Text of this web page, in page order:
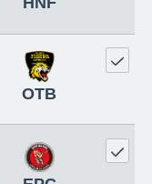
OTB